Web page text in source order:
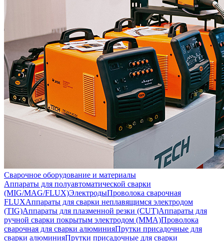
Сварочное оборудование и материалы
Аппараты для полуавтоматической сварки
(MIG/MAG/FLUX)ЭлектродыПроволока сварочная
FLUXАппараты для сварки неплавящимся электродом
(TIG)Аппараты для плазменной резки (CUT)Аппараты для
ручной сварки покрытым электродом (MMA)Проволока
сварочная для сварки алюминияПрутки присадочные для
сварки алюминияПрутки присадочные для сварки